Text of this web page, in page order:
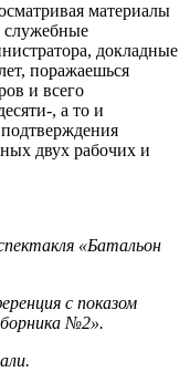
материалы
служебные
докладные
поражаешься
и всего
, а то и
двух рабочих и
«Батальон
с показом
№2».